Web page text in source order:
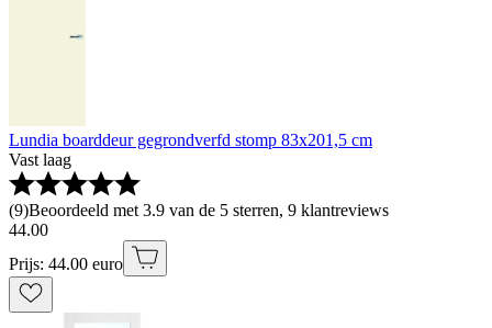
Lundia boarddeur gegrondverfd stomp 83x201,5 cm
Vast laag
(9)Beoordeeld met 3.9 van de 5 sterren, 9 klantreviews
44.00
Prijs: 44.00 euro